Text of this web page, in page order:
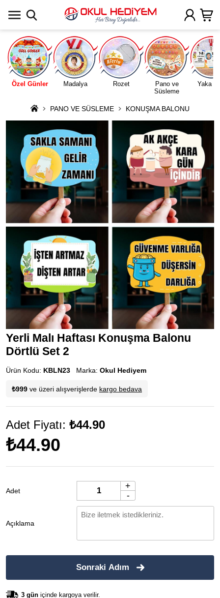
Özel Günler Madalya Rozet
Pano ve
Süsleme
Yaka
PANO VE SÜSLEME KONUŞMA BALONU
Yerli Malı Haftası Konuşma Balonu
Dörtlü Set 2
Ürün Kodu: KBLN23 Marka: Okul Hediyem
₺999 ve üzeri alışverişlerde kargo bedava
Adet Fiyatı: ₺44.90
₺44.90
Adet
+
-
Açıklama
Sonraki Adım
3 gün içinde kargoya verilir.
Uygulamada Aç